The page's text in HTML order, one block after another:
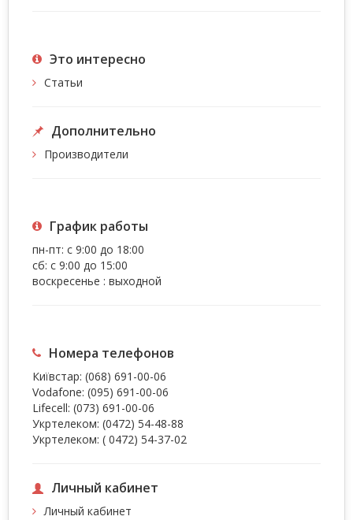
Это интересно
Статьи
Дополнительно
Производители
График работы
пн-пт: с 9:00 до 18:00
сб: с 9:00 до 15:00
воскресенье : выходной
Номера телефонов
Київстар: (068) 691-00-06
Vodafone: (095) 691-00-06
Lifecell: (073) 691-00-06
Укртелеком: (0472) 54-48-88
Укртелеком: ( 0472) 54-37-02
Личный кабинет
Личный кабинет